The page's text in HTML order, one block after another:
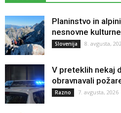
Planinstvo in
nesnovne
Slovenija 8. avgusta,
V preteklih nekaj
obravnavali
Razno 7. avgusta, 2026